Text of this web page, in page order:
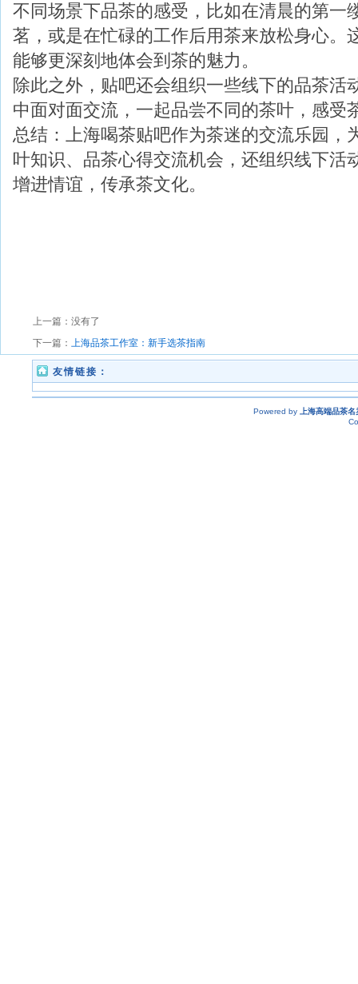
不同场景下品茶的感受，比如在清晨的第一
茗，或是在忙碌的工作后用茶来放松身心。
能够更深刻地体会到茶的魅力。
除此之外，贴吧还会组织一些线下的品茶活
中面对面交流，一起品尝不同的茶叶，感受
总结：上海喝茶贴吧作为茶迷的交流乐园，
叶知识、品茶心得交流机会，还组织线下活
增进情谊，传承茶文化。
上一篇：没有了
下一篇： 上海品茶工作室：新手选茶指南
友情链接：
Powered by
上海高端品茶